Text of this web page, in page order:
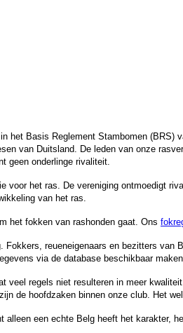
Basis Reglement Stambomen
van Duitsland. De leden van onze
geen onderlinge rivaliteit.
het ras. De vereniging ontmoedigt
van het ras.
het fokken van rashonden gaat. Ons
reueneigenaars en bezitters
via de database beschikbaar maken
regels niet resulteren in meer
de hoofdzaken binnen onze club. Het
een echte Belg heeft het karakter,